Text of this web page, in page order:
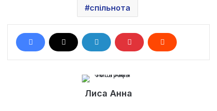
спільнота
Лиса Анна